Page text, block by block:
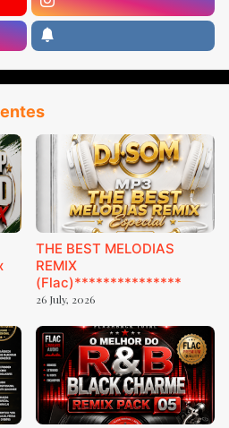
THE BEST MELODIAS
REMIX
(Flac)***************
26 July, 2026